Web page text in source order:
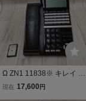
Ω ZN1 11838※ キレイ N
EC Aspire UX DTZ-24BT-
現在 17,600 円